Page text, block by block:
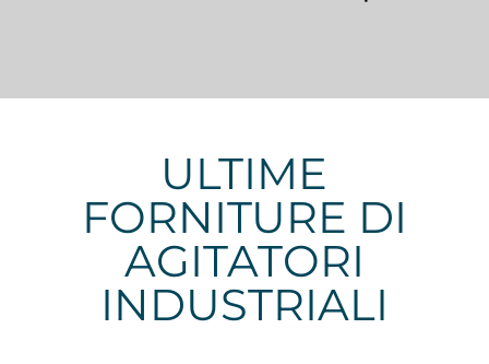
ULTIME
FORNITURE DI
AGITATORI
INDUSTRIALI